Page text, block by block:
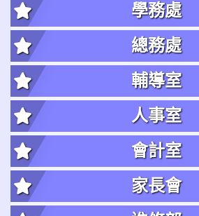
學務處
總務處
輔導室
人事室
會計室
家長會